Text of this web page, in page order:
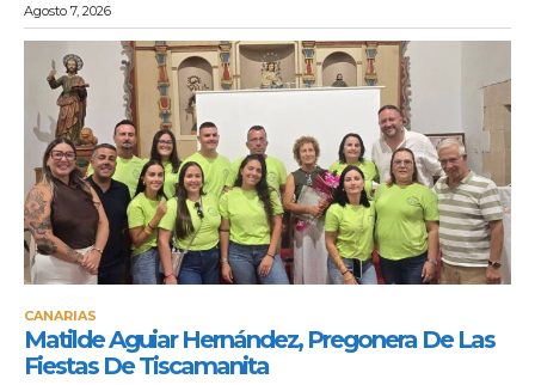
Agosto 7, 2026
CANARIAS
Matilde Aguiar Hernández, Pregonera De Las
Fiestas De Tiscamanita